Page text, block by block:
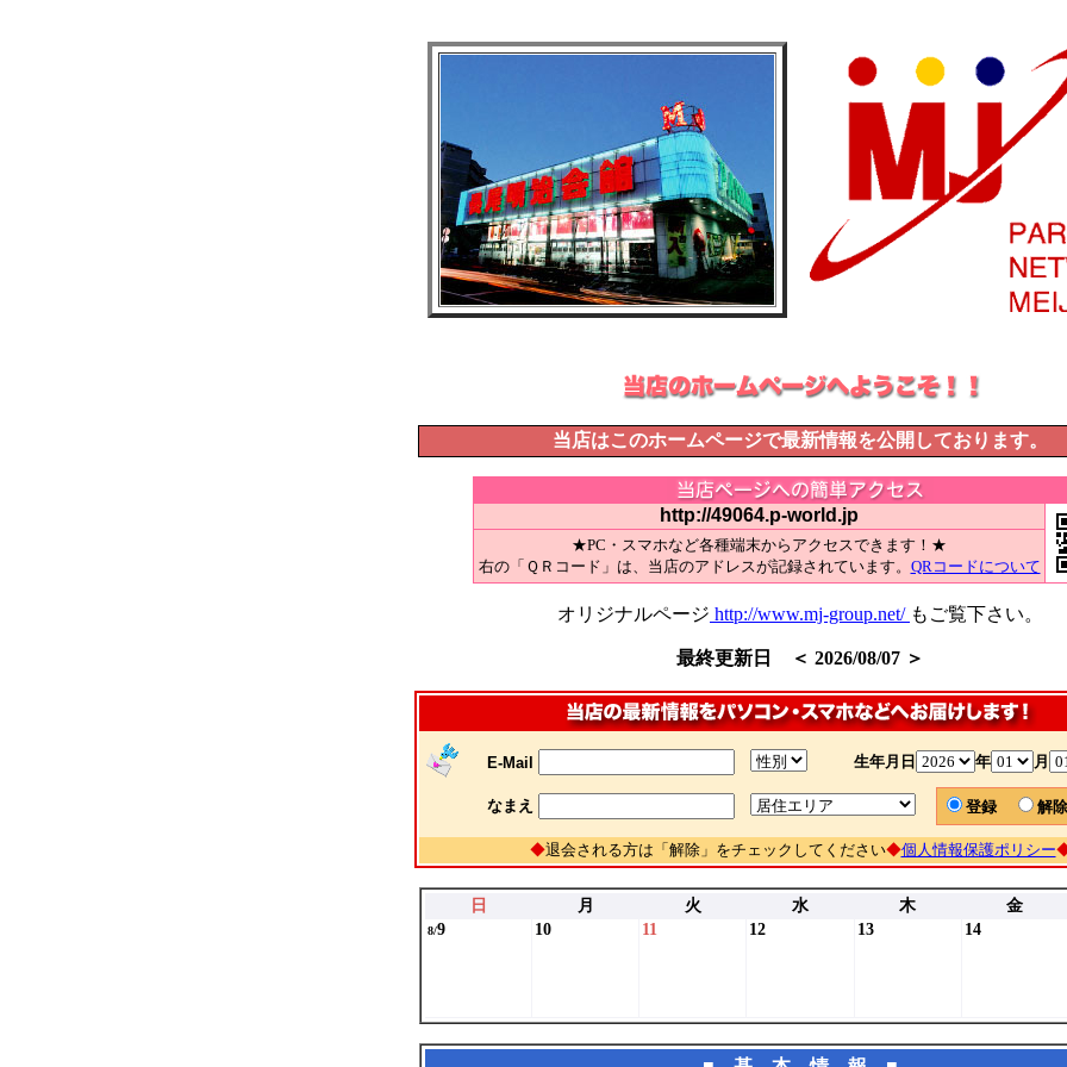
当店はこのホームページで最新情報を公開しております。
http://49064.p-world.jp
★PC・スマホなど各種端末からアクセスできます！★
右の「ＱＲコード」は、当店のアドレスが記録されています。 QRコードについて
オリジナルページ http://www.mj-group.net/ もご覧下さい。
最終更新日 ＜ 2026/08/07 ＞
E-Mail 生年月日 年 月
なまえ 登録 解
◆退会される方は「解除」をチェックしてください◆個人情報保護ポリシー
日 月 火 水 木 金
8/9 10 11 12 13 14